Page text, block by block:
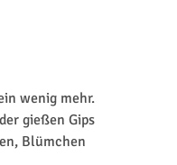
wenig mehr.
gießen Gips
Blümchen